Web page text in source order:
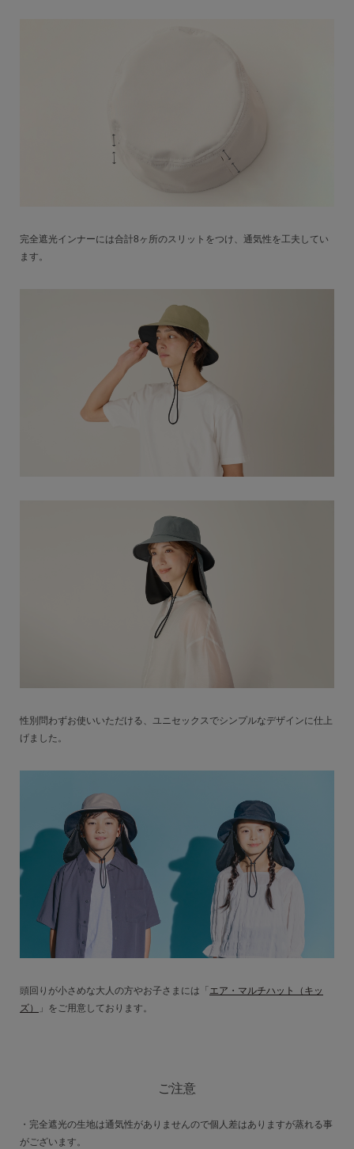
完全遮光インナーには合計8ヶ所のスリットをつけ、通気性を工夫してい
ます。
性別問わずお使いいただける、ユニセックスでシンプルなデザインに仕上
げました。
頭回りが小さめな大人の方やお子さまには「 エア・マルチハット（キッ
ズ）
」をご用意しております。
ご注意
・完全遮光の生地は通気性がありませんので個人差はありますが蒸れる事
がございます。